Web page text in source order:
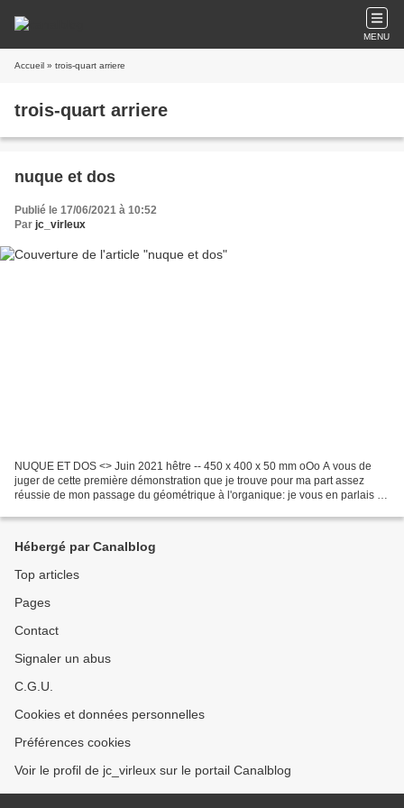
MENU
Accueil » trois-quart arriere
trois-quart arriere
nuque et dos
Publié le 17/06/2021 à 10:52
Par jc_virleux
NUQUE ET DOS <> Juin 2021 hêtre -- 450 x 400 x 50 mm oOo A vous de
juger de cette première démonstration que je trouve pour ma part assez
réussie de mon passage du géométrique à l'organique: je vous en parlais il
Hébergé par Canalblog
Top articles
Pages
Contact
Signaler un abus
C.G.U.
Cookies et données personnelles
Préférences cookies
Voir le profil de jc_virleux sur le portail Canalblog